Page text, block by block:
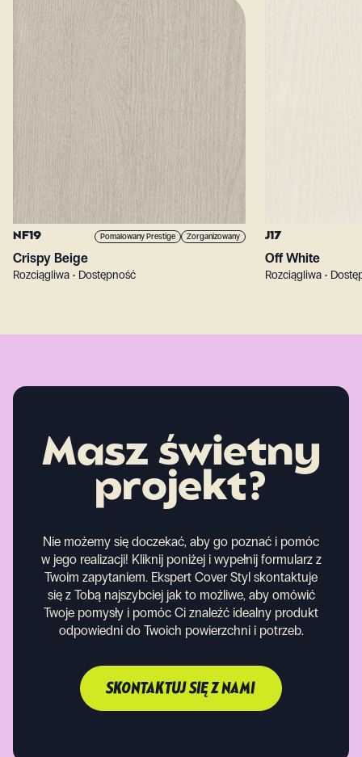
NF19 Pomalowany Prestige Zorganizowany
Crispy Beige
Rozciągliwa • Dostępność
J17
Off White
Rozciągliwa •
Masz świetny
projekt?
Nie możemy się doczekać, aby go poznać i pomóc
w jego realizacji! Kliknij poniżej i wypełnij formularz z
Twoim zapytaniem. Ekspert Cover Styl skontaktuje
się z Tobą najszybciej jak to możliwe, aby omówić
Twoje pomysły i pomóc Ci znaleźć idealny produkt
odpowiedni do Twoich powierzchni i potrzeb.
SKONTAKTUJ SIĘ Z NAMI